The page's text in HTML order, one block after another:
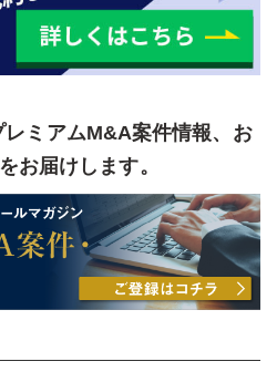
レミアムM&A案件情報、お
お届けします。